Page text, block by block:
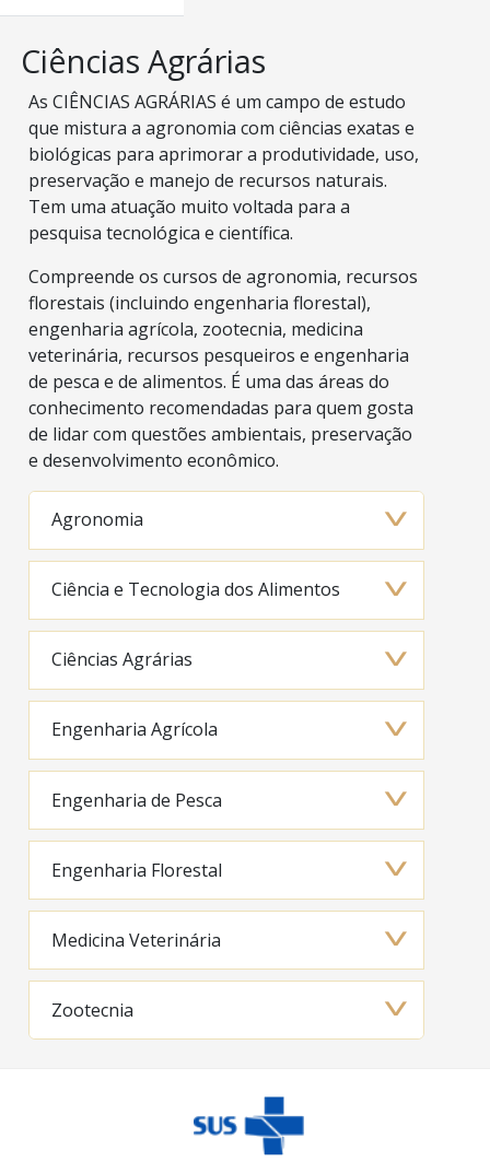
Ciências Agrárias
As CIÊNCIAS AGRÁRIAS é um campo de estudo
que mistura a agronomia com ciências exatas e
biológicas para aprimorar a produtividade, uso,
preservação e manejo de recursos naturais.
Tem uma atuação muito voltada para a
pesquisa tecnológica e científica.
Compreende os cursos de agronomia, recursos
florestais (incluindo engenharia florestal),
engenharia agrícola, zootecnia, medicina
veterinária, recursos pesqueiros e engenharia
de pesca e de alimentos. É uma das áreas do
conhecimento recomendadas para quem gosta
de lidar com questões ambientais, preservação
e desenvolvimento econômico.
Agronomia
Ciência e Tecnologia dos Alimentos
Ciências Agrárias
Engenharia Agrícola
Engenharia de Pesca
Engenharia Florestal
Medicina Veterinária
Zootecnia